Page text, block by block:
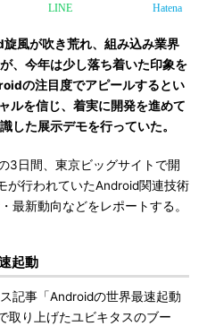
LINE Hatena
風が吹き荒れ、組み込み業界
、今年は少し落ち着いた印象を
の注目度でアピールするとい
ルを信じ、着実に開発を進めて
した展示デモを行っていた。
3日間、東京ビッグサイトで開
が行われていたAndroid関連技術
最新動向などをレポートする。
起動
記事「Androidの世界最速起動
取り上げたユビキタスのブー